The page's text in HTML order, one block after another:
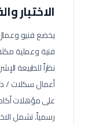
الاختبار
يخضع فنيو
فنية وعملية
نظراً للطبيعة
أعمال سكلات /
على مؤهلات
رسمياً. تشمل